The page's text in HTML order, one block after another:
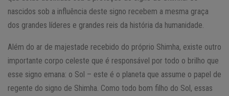
nascidos sob a influência deste signo recebem a mesma graça
dos grandes líderes e grandes reis da história da humanidade.
Além do ar de majestade recebido do próprio Shimha, existe outro
importante corpo celeste que é responsável por todo o brilho que
esse signo emana: o Sol – este é o planeta que assume o papel de
regente do signo de Shimha. Como todo bom filho do Sol, essas